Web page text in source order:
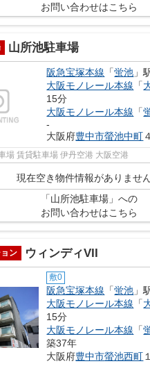
お問い合わせはこちら
山所池駐車場
阪急宝塚本線 「蛍池 」
大阪モノレール本線 「
15分
大阪モノレール本線 「
-
大阪府豊中市螢池中町
場 賃貸駐車場 伊丹空港 大阪空港
現在空き物件情報がありません
「山所池駐車場」への
お問い合わせはこちら
ン ウィンディVII
敷0
阪急宝塚本線 「蛍池 」
大阪モノレール本線 「
15分
大阪モノレール本線 「
築37年
大阪府豊中市螢池西町